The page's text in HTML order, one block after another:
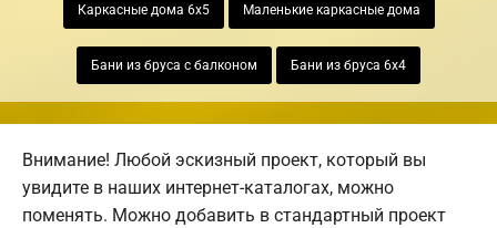
Каркасные дома 6х5 Маленькие каркасные дома
Бани из бруса с балконом Бани из бруса 6х4
Внимание! Любой эскизный проект, который вы
увидите в наших интернет-каталогах, можно
поменять. Можно добавить в стандартный проект